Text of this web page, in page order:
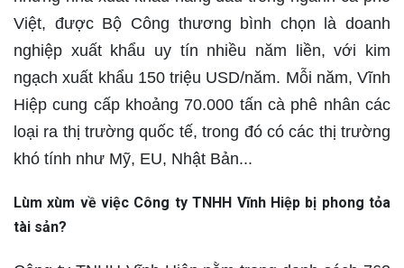
Việt, được Bộ Công thương bình chọn là doanh
nghiệp xuất khẩu uy tín nhiều năm liền, với kim
ngạch xuất khẩu 150 triệu USD/năm. Mỗi năm, Vĩnh
Hiệp cung cấp khoảng 70.000 tấn cà phê nhân các
loại ra thị trường quốc tế, trong đó có các thị trường
khó tính như Mỹ, EU, Nhật Bản...
Lùm xùm về việc Công ty TNHH Vĩnh Hiệp bị phong tỏa
tài sản?